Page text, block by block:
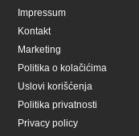
Impressum
Kontakt
Marketing
Politika o kolačićima
Uslovi korišćenja
Politika privatnosti
Privacy policy